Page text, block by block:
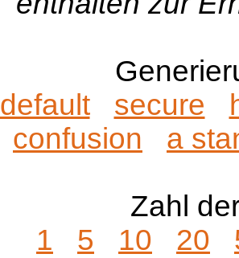
default
secure
confusion
a
Zahl
1
5 10 20